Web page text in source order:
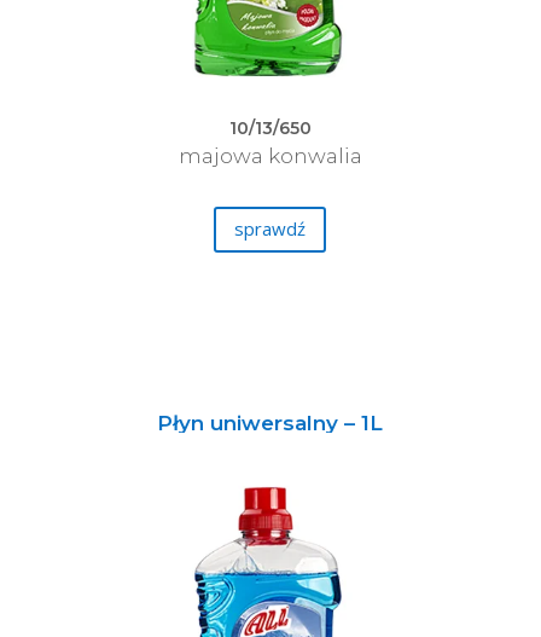
10/13/650
majowa konwalia
sprawdź
Płyn uniwersalny – 1L